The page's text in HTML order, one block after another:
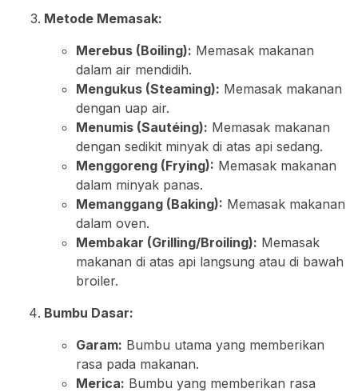
Metode Memasak:
Merebus (Boiling): Memasak makanan
dalam air mendidih.
Mengukus (Steaming): Memasak makanan
dengan uap air.
Menumis (Sautéing): Memasak makanan
dengan sedikit minyak di atas api sedang.
Menggoreng (Frying): Memasak makanan
dalam minyak panas.
Memanggang (Baking): Memasak makanan
dalam oven.
Membakar (Grilling/Broiling): Memasak
makanan di atas api langsung atau di bawah
broiler.
Bumbu Dasar:
Garam: Bumbu utama yang memberikan
rasa pada makanan.
Merica: Bumbu yang memberikan rasa